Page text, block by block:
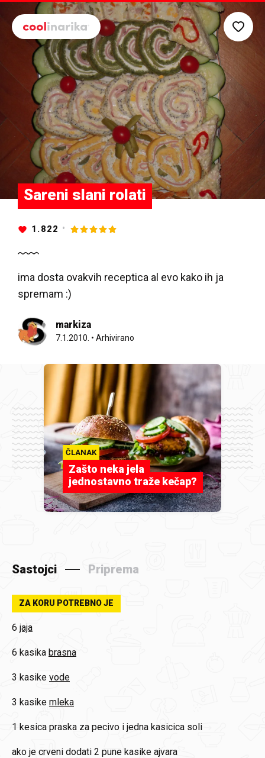
Preskoči na glavni sadržaj
Sareni slani rolati
1.822
ima dosta ovakvih receptica al evo kako ih ja
spremam :)
markiza
7.1.2010. • Arhivirano
ČLANAK
Zašto neka jela
jednostavno traže kečap?
Sastojci Priprema
ZA KORU POTREBNO JE
6 jaja
6 kasika brasna
3 kasike vode
3 kasike mleka
1 kesica praska za pecivo i jedna kasicica soli
ako je crveni dodati 2 pune kasike ajvara